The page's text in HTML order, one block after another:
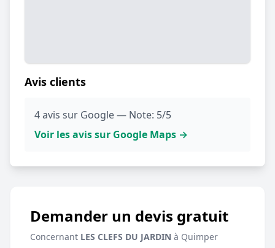
Avis clients
4 avis sur Google — Note: 5/5
Voir les avis sur Google Maps →
Demander un devis gratuit
Concernant LES CLEFS DU JARDIN à Quimper